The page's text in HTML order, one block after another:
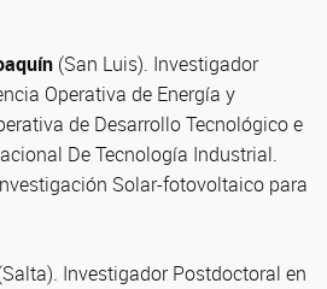
(San Luis). Investigador
Operativa de Energía y
de Desarrollo Tecnológico e
De Tecnología Industrial.
Solar-fotovoltaico para
Investigador Postdoctoral en